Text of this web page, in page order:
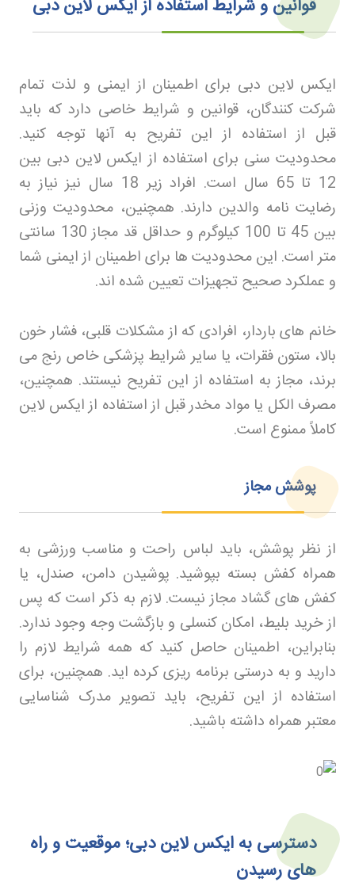
قوانین و شرایط استفاده از ایکس لاین دبی
ایکس لاین دبی برای اطمینان از ایمنی و لذت تمام
شرکت کنندگان، قوانین و شرایط خاصی دارد که باید
قبل از استفاده از این تفریح به آنها توجه کنید.
محدودیت سنی برای استفاده از ایکس لاین دبی بین
12 تا 65 سال است. افراد زیر 18 سال نیز نیاز به
رضایت نامه والدین دارند. همچنین، محدودیت وزنی
بین 45 تا 100 کیلوگرم و حداقل قد مجاز 130 سانتی
متر است. این محدودیت ها برای اطمینان از ایمنی شما
و عملکرد صحیح تجهیزات تعیین شده اند.
خانم های باردار، افرادی که از مشکلات قلبی، فشار خون
بالا، ستون فقرات، یا سایر شرایط پزشکی خاص رنج می
برند، مجاز به استفاده از این تفریح نیستند. همچنین،
مصرف الکل یا مواد مخدر قبل از استفاده از ایکس لاین
کاملاً ممنوع است.
پوشش مجاز
از نظر پوشش، باید لباس راحت و مناسب ورزشی به
همراه کفش بسته بپوشید. پوشیدن دامن، صندل، یا
کفش های گشاد مجاز نیست. لازم به ذکر است که پس
از خرید بلیط، امکان کنسلی و بازگشت وجه وجود ندارد.
بنابراین، اطمینان حاصل کنید که همه شرایط لازم را
دارید و به درستی برنامه ریزی کرده اید. همچنین، برای
استفاده از این تفریح، باید تصویر مدرک شناسایی
معتبر همراه داشته باشید.
دسترسی به ایکس لاین دبی؛ موقعیت و راه‌
های رسیدن